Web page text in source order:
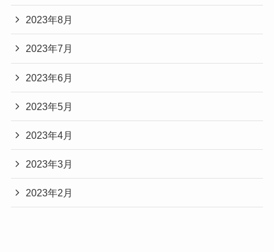
2023年8月
2023年7月
2023年6月
2023年5月
2023年4月
2023年3月
2023年2月